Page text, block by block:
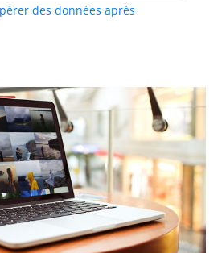
des données après